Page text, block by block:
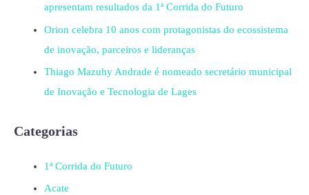
apresentam resultados da 1ª Corrida do Futuro
Orion celebra 10 anos com protagonistas do ecossistema
de inovação, parceiros e lideranças
Thiago Mazuhy Andrade é nomeado secretário municipal
de Inovação e Tecnologia de Lages
Categorias
1ª Corrida do Futuro
Acate